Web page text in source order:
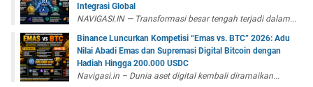
Integrasi Global
NAVIGASI.IN — Transformasi besar tengah terjadi dalam...
Binance Luncurkan Kompetisi “Emas vs. BTC” 2026: Adu
Nilai Abadi Emas dan Supremasi Digital Bitcoin dengan
Hadiah Hingga 200.000 USDC
Navigasi.in – Dunia aset digital kembali diramaikan...